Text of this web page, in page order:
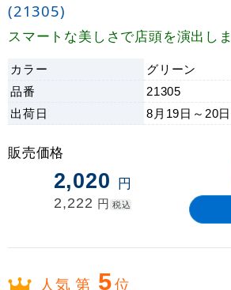
(21305)
スマートな美しさで店頭を演出しま
カラー
グリーン
品番
21305
出荷日 8月19日～20日
販売価格
2,020 円
2,222 円 税込
人気 第 5位